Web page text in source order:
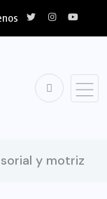
y motriz